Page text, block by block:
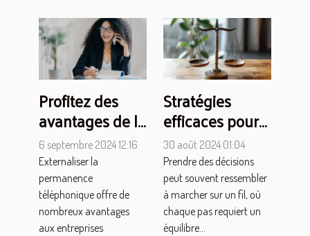
Profitez des
avantages de la
permanence
téléphonique à
Madagascar
grâce à
Nosycom
6 septembre 2024 12:16
Externaliser la
permanence
téléphonique offre de
nombreux avantages
aux entreprises
Stratégies
efficaces pour
équilibrer
avantages et
inconvénients
dans vos
décisions
30 août 2024 01:04
Prendre des décisions
peut souvent ressembler
à marcher sur un fil, où
chaque pas requiert un
équilibre...